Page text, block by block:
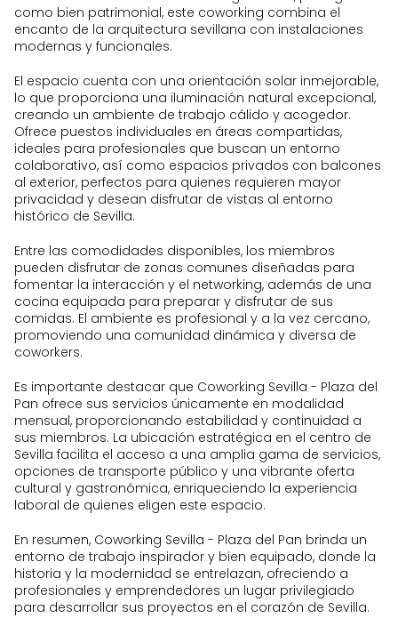
como bien patrimonial, este coworking combina el
encanto de la arquitectura sevillana con instalaciones
modernas y funcionales.
El espacio cuenta con una orientación solar inmejorable,
lo que proporciona una iluminación natural excepcional,
creando un ambiente de trabajo cálido y acogedor.
Ofrece puestos individuales en áreas compartidas,
ideales para profesionales que buscan un entorno
colaborativo, así como espacios privados con balcones
al exterior, perfectos para quienes requieren mayor
privacidad y desean disfrutar de vistas al entorno
histórico de Sevilla.
Entre las comodidades disponibles, los miembros
pueden disfrutar de zonas comunes diseñadas para
fomentar la interacción y el networking, además de una
cocina equipada para preparar y disfrutar de sus
comidas. El ambiente es profesional y a la vez cercano,
promoviendo una comunidad dinámica y diversa de
coworkers.
Es importante destacar que Coworking Sevilla - Plaza del
Pan ofrece sus servicios únicamente en modalidad
mensual, proporcionando estabilidad y continuidad a
sus miembros. La ubicación estratégica en el centro de
Sevilla facilita el acceso a una amplia gama de servicios,
opciones de transporte público y una vibrante oferta
cultural y gastronómica, enriqueciendo la experiencia
laboral de quienes eligen este espacio.
En resumen, Coworking Sevilla - Plaza del Pan brinda un
entorno de trabajo inspirador y bien equipado, donde la
historia y la modernidad se entrelazan, ofreciendo a
profesionales y emprendedores un lugar privilegiado
para desarrollar sus proyectos en el corazón de Sevilla.